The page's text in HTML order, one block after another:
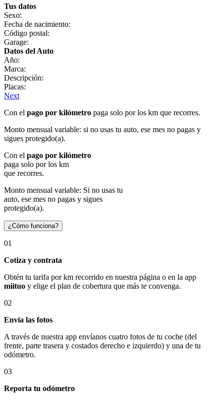
Tus datos
Sexo:
Fecha de nacimiento:
Código postal:
Garage:
Datos del Auto
Año:
Marca:
Descripción:
Placas:
Next
Con el pago por kilómetro paga solo por los km que recorres.
Monto mensual variable: si no usas tu auto, ese mes no pagas y
sigues protegido(a).
Con el pago por kilómetro
paga solo por los km
que recorres.
Monto mensual variable: Si no usas tu
auto, ese mes no pagas y sigues
protegido(a).
¿Cómo funciona?
01
Cotiza y contrata
Obtén tu tarifa por km recorrido en nuestra página o en la app
miituo y elige el plan de cobertura que más te convenga.
02
Envía las fotos
A través de nuestra app envíanos cuatro fotos de tu coche (del
frente, parte trasera y costados derecho e izquierdo) y una de tu
odómetro.
03
Reporta tu odómetro